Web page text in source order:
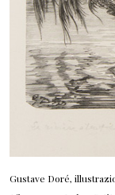
Gustave Doré,